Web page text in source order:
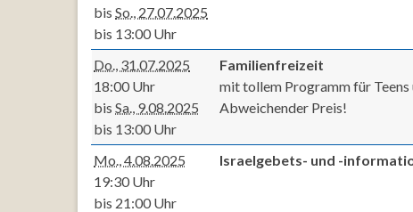
bis So., 27.07.2025
bis 13:00 Uhr
Do., 31.07.2025
18:00 Uhr
bis Sa., 9.08.2025
bis 13:00 Uhr
Familienfreizeit
mit tollem Programm für Teens
Abweichender Preis!
Mo., 4.08.2025
19:30 Uhr
bis 21:00 Uhr
Israelgebets- und -